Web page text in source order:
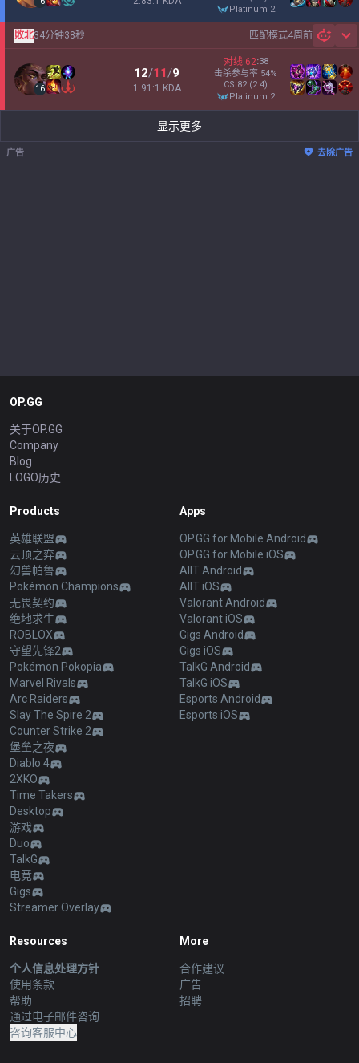
platinum 2
匹配模式4周前
敗北34分钟38秒
16
12/11/9
1.91:1 KDA
对线 62:38
击杀参与率 54%
CS 82 (2.4)
platinum 2
显示更多
广告 去除广告
OP.GG
关于OP.GG
Company
Blog
LOGO历史
Products
英雄联盟
云顶之弈
幻兽帕鲁
Pokémon Champions
无畏契约
绝地求生
ROBLOX
守望先锋2
Pokémon Pokopia
Marvel Rivals
Arc Raiders
Slay The Spire 2
Counter Strike 2
堡垒之夜
Diablo 4
2XKO
Time Takers
Desktop
游戏
Duo
TalkG
电竞
Gigs
Streamer Overlay
Apps
OP.GG for Mobile Android
OP.GG for Mobile iOS
AllT Android
AllT iOS
Valorant Android
Valorant iOS
Gigs Android
Gigs iOS
TalkG Android
TalkG iOS
Esports Android
Esports iOS
Resources
个人信息处理方针
使用条款
帮助
通过电子邮件咨询
咨询客服中心
More
合作建议
广告
招聘